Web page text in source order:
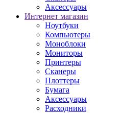
Аксессуары
Интернет магазин
Ноутбуки
Компьютеры
Моноблоки
Мониторы
Принтеры
Сканеры
Плоттеры
Бумага
Аксессуары
Расходники